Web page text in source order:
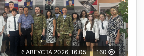
6 АВГУСТА 2026, 16:05 160